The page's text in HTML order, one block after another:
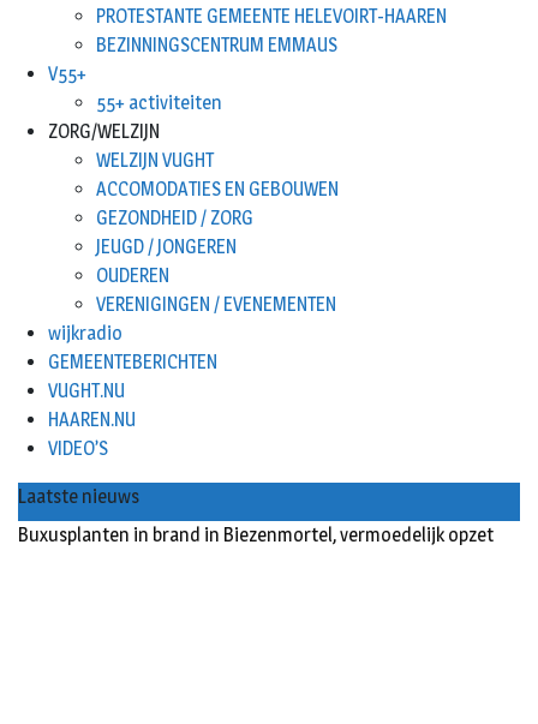
PROTESTANTE GEMEENTE HELEVOIRT-HAAREN
BEZINNINGSCENTRUM EMMAUS
V55+
55+ activiteiten
ZORG/WELZIJN
WELZIJN VUGHT
ACCOMODATIES EN GEBOUWEN
GEZONDHEID / ZORG
JEUGD / JONGEREN
OUDEREN
VERENIGINGEN / EVENEMENTEN
wijkradio
GEMEENTEBERICHTEN
VUGHT.NU
HAAREN.NU
VIDEO’S
Laatste nieuws
Buxusplanten in brand in Biezenmortel, vermoedelijk opzet